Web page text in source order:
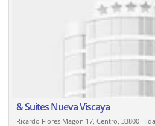
& Suites Nueva Viscaya
Ricardo Flores Magon 17, Centro, 33800